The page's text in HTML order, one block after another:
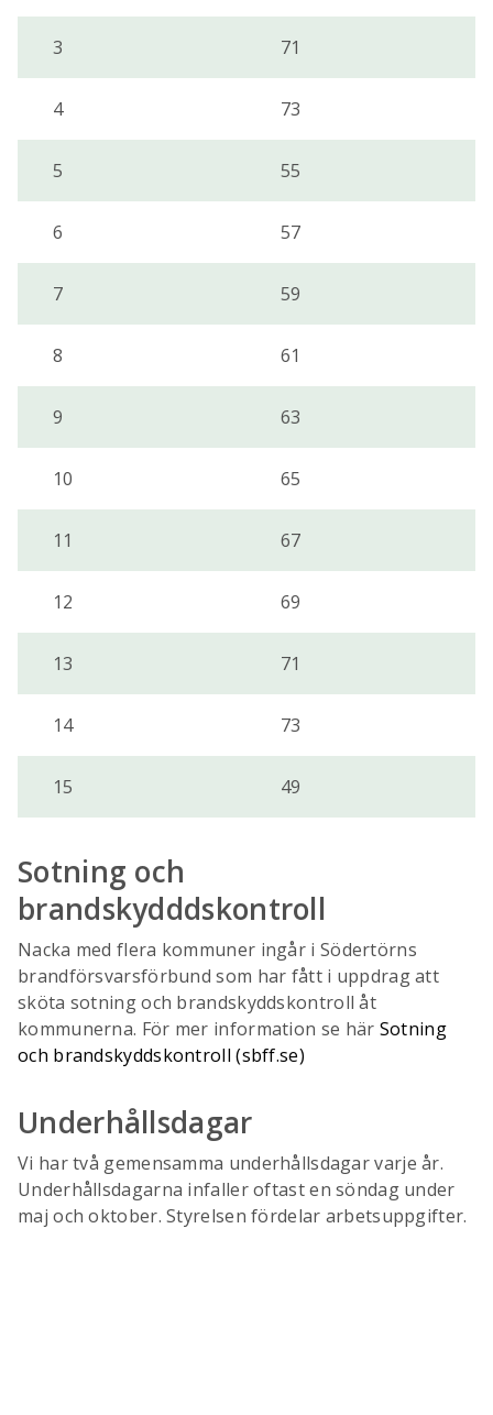
3 71
4 73
5 55
6 57
7 59
8 61
9 63
10 65
11 67
12 69
13 71
14 73
15 49
Sotning och
brandskydddskontroll
Nacka med flera kommuner ingår i Södertörns
brandförsvarsförbund som har fått i uppdrag att
sköta sotning och brandskyddskontroll åt
kommunerna. För mer information se här Sotning
och brandskyddskontroll (sbff.se)
Underhållsdagar
Vi har två gemensamma underhållsdagar varje år.
Underhållsdagarna infaller oftast en söndag under
maj och oktober. Styrelsen fördelar arbetsuppgifter.